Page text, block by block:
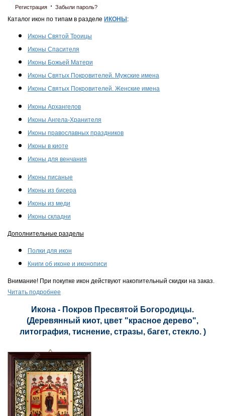
Регистрация · Забыли пароль?
Каталог икон по типам в разделе ИКОНЫ :
Иконы Святой Троицы
Иконы Спасителя
Иконы Божьей Матери
Иконы Святых Покровителей. Мужские имена
Иконы Святых Покровителей. Женские имена
Иконы Архангелов
Иконы Ангела-Хранителя
Иконы православных праздников
Иконы в киоте
Иконы для венчания
Иконы писаные
Иконы из бисера
Иконы из меди
Иконы складни
Дополнительные разделы
Полки для икон
Книги об иконе и иконописи
Внимание! При покупке икон действуют накопительный скидки на заказ.
Читать подробнее
Икона - Покров Пресвятой Богородицы.
(Деревянный киот, цвет "красное дерево",
литография, тиснение, стразы, багет, стекло. )